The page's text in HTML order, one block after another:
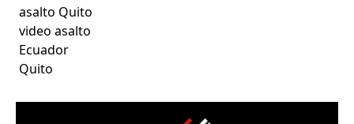
asalto Quito
video asalto
Ecuador
Quito